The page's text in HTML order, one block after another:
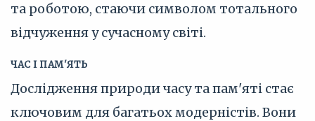
та роботою, стаючи символом тотального
відчуження у сучасному світі.
ЧАС І ПАМ'ЯТЬ
Дослідження природи часу та пам'яті стає
ключовим для багатьох модерністів. Вони